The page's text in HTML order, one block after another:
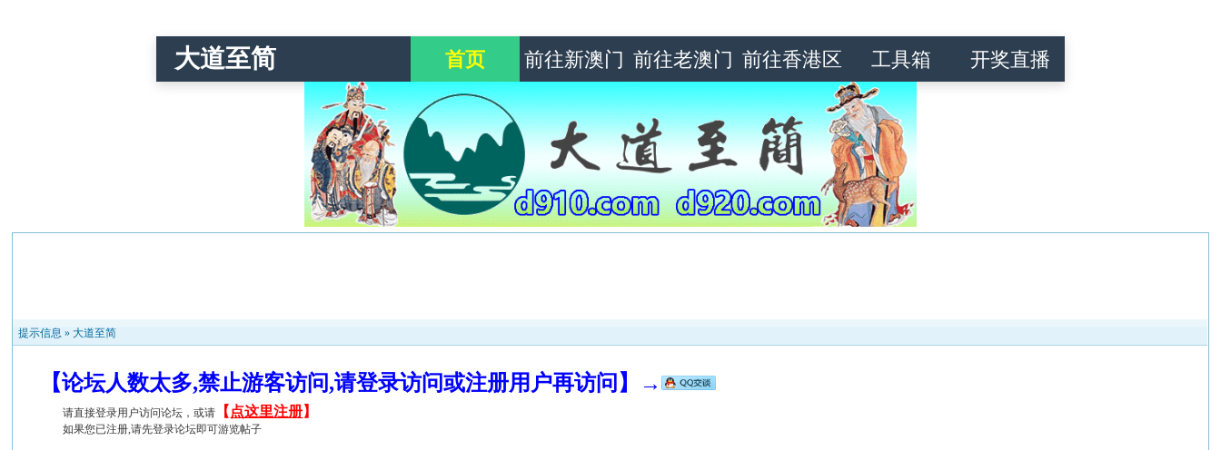
大道至简 首页 前往新澳门 前往老澳门 前往香港区 工具箱 开奖直播
提示信息 » 大道至简
【论坛人数太多,禁止游客访问,请登录访问或注册用户再访问】→
请直接登录用户访问论坛，或请 【 点这里注册】
如果您已注册,请先登录论坛即可游览帖子